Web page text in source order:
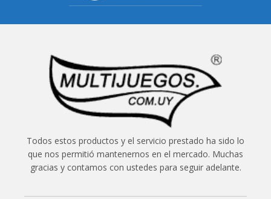
Todos estos productos y el servicio prestado ha sido lo
que nos permitió mantenernos en el mercado. Muchas
gracias y contamos con ustedes para seguir adelante.